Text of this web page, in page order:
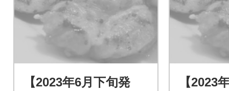
【2023年6月下旬発
【2023